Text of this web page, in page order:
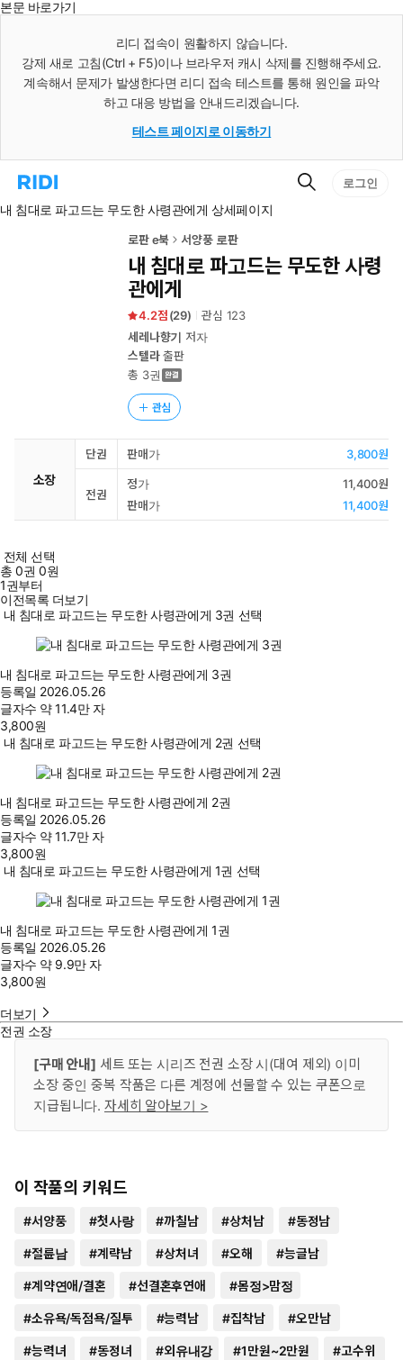
본문 바로가기
리디 접속이 원활하지 않습니다.
강제 새로 고침(Ctrl + F5)이나 브라우저 캐시 삭제를 진행해주세요.
계속해서 문제가 발생한다면 리디 접속 테스트를 통해 원인을 파악
하고 대응 방법을 안내드리겠습니다.
테스트 페이지로 이동하기
리
홈
검
로그인
내 침대로 파고드는 무도한 사령관에게 상세페이지
로판 e북 서양풍 로판
내 침대로 파고드는 무도한 사령
관에게
4.2 (29) 관심 123
세레나향기 저자
스텔라출판
총 3권
관심
소장
단권 판매가 3,800원
전권
정가
11,400원
판매가
11,400원
전체 선택
총0권 0원
1권부터
이전목록 더보기
내 침대로 파고드는 무도한 사령관에게 3권 선택
내 침대로 파고드는 무도한 사령관에게 3권
등록일 2026.05.26
글자수 약 11.4만 자
3,800원
내 침대로 파고드는 무도한 사령관에게 2권 선택
내 침대로 파고드는 무도한 사령관에게 2권
등록일 2026.05.26
글자수 약 11.7만 자
3,800원
내 침대로 파고드는 무도한 사령관에게 1권 선택
내 침대로 파고드는 무도한 사령관에게 1권
등록일 2026.05.26
글자수 약 9.9만 자
3,800원
더보기
전권 소장
[구매 안내] 세트 또는 시리즈 전권 소장 시(대여 제외) 이미
소장 중인 중복 작품은 다른 계정에 선물할 수 있는 쿠폰으로
지급됩니다. 자세히 알아보기 >
이 작품의 키워드
#서양풍 #첫사랑 #까칠남 #상처남 #동정남
#절륜남 #계략남 #상처녀 #오해 #능글남
#계약연애/결혼 #선결혼후연애 #몸정>맘정
#소유욕/독점욕/질투 #능력남 #집착남 #오만남
#능력녀 #동정녀 #외유내강 #1만원~2만원 #고수위